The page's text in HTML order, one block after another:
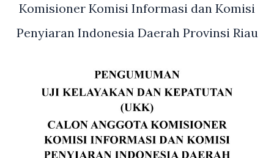
Komisioner Komisi Informasi dan Komisi
Penyiaran Indonesia Daerah Provinsi Riau